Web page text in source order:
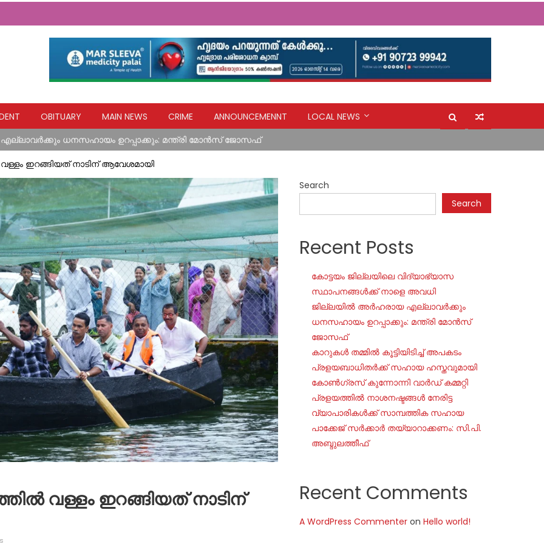
OBITUARY MAIN NEWS CRIME ANNOUNCEMENNT
LOCAL NEWS
ധനസഹായം ഉറപ്പാക്കും: മന്ത്രി മോന്‍സ് ജോസഫ്
അപകടം
ഹസ്തവുമായി കോൺഗ്രസ് കുന്നോന്നി വാർഡ് കമ്മറ്റി
നേരിട്ട വ്യാപാരികൾക്ക് സാമ്പത്തിക സഹായ പാക്കേജ് സർക്കാർ തയ്യാറാക്കണം: സി.പി. അബ്ദുലത്തീഫ്
സ്ഥാപനങ്ങൾക്ക് നാളെ അവധി
ഇറങ്ങിയത് നാടിന് ആവേശമായി
വള്ളം ഇറങ്ങിയത് നാടിന്
Search
Search
Recent Posts
കോട്ടയം ജില്ലയിലെ വിദ്യാഭ്യാസ
സ്ഥാപനങ്ങൾക്ക് നാളെ അവധി
ജില്ലയില്‍ അര്‍ഹരായ എല്ലാവര്‍ക്കും
ധനസഹായം ഉറപ്പാക്കും: മന്ത്രി മോന്‍സ്
ജോസഫ്
കാറുകൾ തമ്മിൽ കൂട്ടിയിടിച്ച് അപകടം
പ്രളയബാധിതർക്ക് സഹായ ഹസ്തവുമായി
കോൺഗ്രസ് കുന്നോന്നി വാർഡ് കമ്മറ്റി
പ്രളയത്തിൽ നാശനഷ്ടങ്ങൾ നേരിട്ട
വ്യാപാരികൾക്ക് സാമ്പത്തിക സഹായ
പാക്കേജ് സർക്കാർ തയ്യാറാക്കണം: സി.പി.
അബ്ദുലത്തീഫ്
Recent Comments
A WordPress Commenter onHello world!